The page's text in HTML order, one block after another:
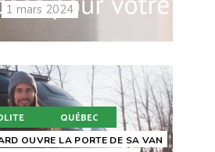
1 mars 2024
QUÉBEC
OUVRE LA PORTE DE SA VAN